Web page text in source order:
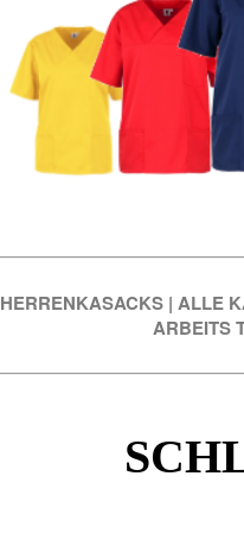
HERRENKASACKS | ALLE
ARBEITS